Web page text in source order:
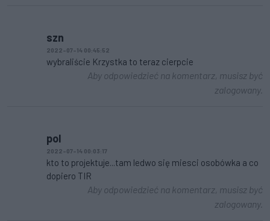
szn
2022-07-14 00:45:52
wybraliście Krzystka to teraz cierpcie
Aby odpowiedzieć na komentarz, musisz być
zalogowany.
pol
2022-07-14 00:03:17
kto to projektuje...tam ledwo się miesci osobówka a co
dopiero TIR
Aby odpowiedzieć na komentarz, musisz być
zalogowany.